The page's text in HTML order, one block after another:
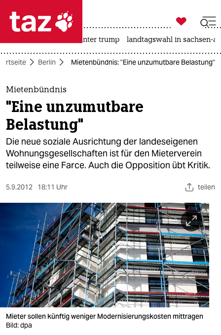
 taz zahl ich
taz zahl ich
themen
politik
öko
gesellschaft
sport
berlin
wahrheit
verlag
verlag
veranstaltungen

taz zahl ich
usa unter trump landtagswahl in sachsen-
Berlin Mietenbündnis: "Eine unzumutbare Belastung"
Mietenbündnis
"Eine unzumutbare
Belastung"
Die neue soziale Ausrichtung der landeseigenen
Wohnungsgesellschaften ist für den Mieterverein
teilweise eine Farce. Auch die Opposition übt Kritik.
5.9.2012 18:11 Uhr teilen
Mieter sollen künftig weniger Modernisierungskosten mittragen
Bild: dpa